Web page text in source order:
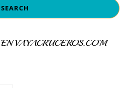
VAYACRUCEROS.COM